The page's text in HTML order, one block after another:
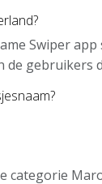
Swiper
gebruikers
categorie